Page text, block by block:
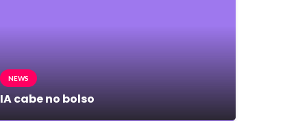
NEWS
IA cabe no bolso